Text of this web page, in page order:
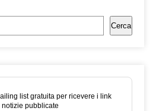
Cerca
list gratuita per ricevere i link
notizie pubblicate